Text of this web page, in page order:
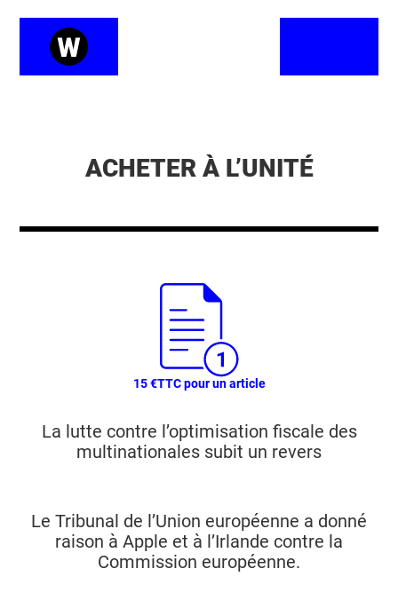
ACHETER À L’UNITÉ
15 €TTC pour un article
La lutte contre l’optimisation fiscale des
multinationales subit un revers
Le Tribunal de l’Union européenne a donné
raison à Apple et à l’Irlande contre la
Commission européenne.